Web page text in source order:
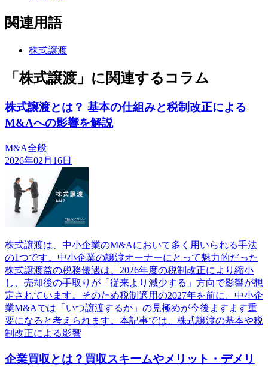
関連用語
株式譲渡
「株式譲渡」に関連するコラム
株式譲渡とは？ 基本の仕組みと税制改正による
M&Aへの影響を解説
M&A全般
2026年02月16日
株式譲渡は、中小企業のM&Aにおいて多く用いられる手法
の1つです。中小企業の譲渡オーナーにとって魅力的だった
株式譲渡益の税務優遇は、2026年度の税制改正により縮小
し、売却後の手取りが「従来より減少する」方向で影響が想
定されています。そのため税制適用の2027年を前に、中小企
業M&Aでは「いつ譲渡するか」の見極めが今後ますます重
要になると考えられます。本記事では、株式譲渡の基本や税
制改正による影響
企業買収とは？買収スキームやメリット・デメリ